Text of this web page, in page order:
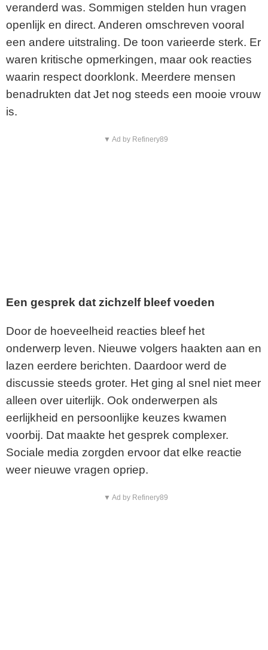
veranderd was. Sommigen stelden hun vragen
openlijk en direct. Anderen omschreven vooral
een andere uitstraling. De toon varieerde sterk. Er
waren kritische opmerkingen, maar ook reacties
waarin respect doorklonk. Meerdere mensen
benadrukten dat Jet nog steeds een mooie vrouw
is.
▼ Ad by Refinery89
Een gesprek dat zichzelf bleef voeden
Door de hoeveelheid reacties bleef het
onderwerp leven. Nieuwe volgers haakten aan en
lazen eerdere berichten. Daardoor werd de
discussie steeds groter. Het ging al snel niet meer
alleen over uiterlijk. Ook onderwerpen als
eerlijkheid en persoonlijke keuzes kwamen
voorbij. Dat maakte het gesprek complexer.
Sociale media zorgden ervoor dat elke reactie
weer nieuwe vragen opriep.
▼ Ad by Refinery89